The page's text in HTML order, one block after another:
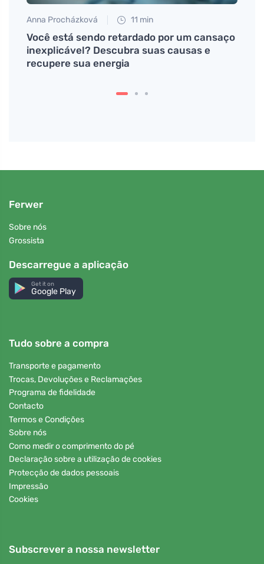
Anna Procházková 11 min
Você está sendo retardado por um cansaço
inexplicável? Descubra suas causas e
recupere sua energia
Ferwer
Sobre nós
Grossista
Descarregue a aplicação
Get it on
Google Play
Tudo sobre a compra
Transporte e pagamento
Trocas, Devoluções e Reclamações
Programa de fidelidade
Contacto
Termos e Condições
Sobre nós
Como medir o comprimento do pé
Declaração sobre a utilização de cookies
Protecção de dados pessoais
Impressão
Cookies
Subscrever a nossa newsletter